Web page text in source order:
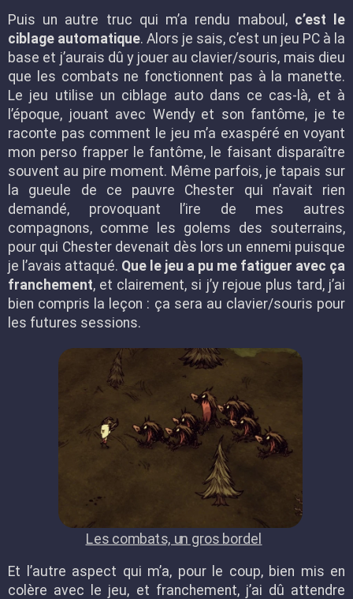
Puis un autre truc qui m’a rendu maboul, c’est le
ciblage automatique. Alors je sais, c’est un jeu PC à la
base et j’aurais dû y jouer au clavier/souris, mais dieu
que les combats ne fonctionnent pas à la manette.
Le jeu utilise un ciblage auto dans ce cas-là, et à
l’époque, jouant avec Wendy et son fantôme, je te
raconte pas comment le jeu m’a exaspéré en voyant
mon perso frapper le fantôme, le faisant disparaître
souvent au pire moment. Même parfois, je tapais sur
la gueule de ce pauvre Chester qui n’avait rien
demandé, provoquant l’ire de mes autres
compagnons, comme les golems des souterrains,
pour qui Chester devenait dès lors un ennemi puisque
je l’avais attaqué. Que le jeu a pu me fatiguer avec ça
franchement, et clairement, si j’y rejoue plus tard, j’ai
bien compris la leçon : ça sera au clavier/souris pour
les futures sessions.
Les combats, un gros bordel
Et l’autre aspect qui m’a, pour le coup, bien mis en
colère avec le jeu, et franchement, j’ai dû attendre